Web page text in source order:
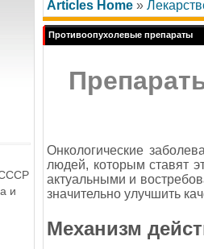
СССР
и
Articles Home »
Противоопухолевые препараты
Онкологические
людей, которым ставят
актуальными и
значительно улучшить
Механизм